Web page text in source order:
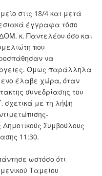
στις 18/4 και μετά
έγγραφα τόσο
κ. Παντελέου όσο και
που
να
Όμως παράλληλα
έλαβε χώρα, όταν
συνεδρίασης του
σχετικά με τη λήψη
Συμβούλους
11:30.
ωστόσο ότι
Ταμείου